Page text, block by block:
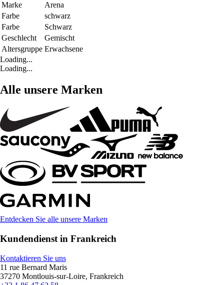
Marke
Arena
Farbe
schwarz
Farbe
Schwarz
Geschlecht
Gemischt
Altersgruppe Erwachsene
Loading...
Loading...
Alle unsere Marken
Entdecken Sie alle unsere Marken
Kundendienst in Frankreich
Kontaktieren Sie uns
11 rue Bernard Maris
37270 Montlouis-sur-Loire, Frankreich